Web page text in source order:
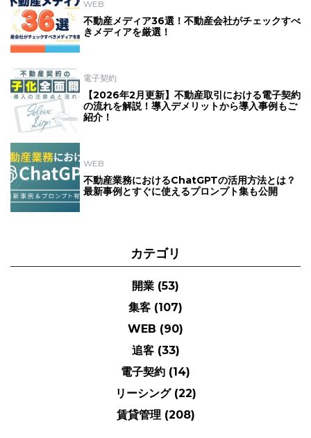
WEB
不動産メディア36選！不動産会社がチェックすべ
きメディアを厳選！
電子契約
【2026年2月更新】不動産取引における電子契約
の流れを解説！導入デメリットから導入事例もご
紹介！
WEB
不動産業務におけるChatGPTの活用方法とは？
最新事例とすぐに使えるプロンプト集も公開
カテゴリ
開業 (53)
集客 (107)
WEB (90)
追客 (33)
電子契約 (14)
リーシング (22)
賃貸管理 (208)